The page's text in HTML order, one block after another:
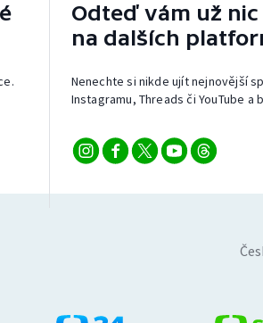
Odteď vám už
na dalších
Nenechte si nikde ujít nejnovější
Instagramu, Threads či YouTube a